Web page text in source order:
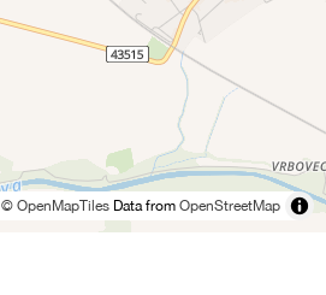
© OpenMapTiles Data from OpenStreetMap